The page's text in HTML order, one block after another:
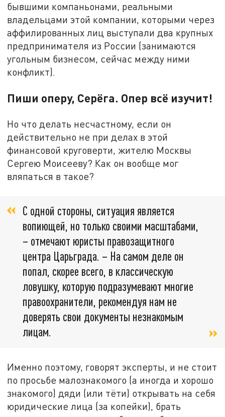
бывшими компаньонами, реальными
владельцами этой компании, которыми через
аффилированных лиц выступали два крупных
предпринимателя из России (занимаются
угольным бизнесом, сейчас между ними
конфликт).
Пиши оперу, Серёга. Опер всё изучит!
Но что делать несчастному, если он
действительно не при делах в этой
финансовой круговерти, жителю Москвы
Сергею Моисееву? Как он вообще мог
вляпаться в такое?
С одной стороны, ситуация является
вопиющей, но только своими масштабами,
– отмечают юристы правозащитного
центра Царьграда. – На самом деле он
попал, скорее всего, в классическую
ловушку, которую подразумевают многие
правоохранители, рекомендуя нам не
доверять свои документы незнакомым
лицам.
Именно поэтому, говорят эксперты, и не стоит
по просьбе малознакомого (а иногда и хорошо
знакомого) дяди (или тёти) открывать на себя
юридические лица (за копейки), брать